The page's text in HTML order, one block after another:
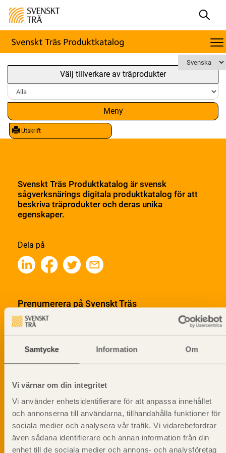
Samtycke Information Om
Vi värnar om din integritet
Vi använder enhetsidentifierare för att anpassa innehållet
och annonserna till användarna, tillhandahålla funktioner för
sociala medier och analysera vår trafik. Vi vidarebefordrar
även sådana identifierare och annan information från din
enhet till de sociala medier och annons- och analysföretag
Välj tillverkare av träprodukter
Meny
Utskrift
Svenskt Träs Produktkatalog är svensk
sågverksnärings digitala produktkatalog för att
beskriva träprodukter och deras unika
egenskaper.
Dela på
Prenumerera på Svenskt Träs
informationsutskick!